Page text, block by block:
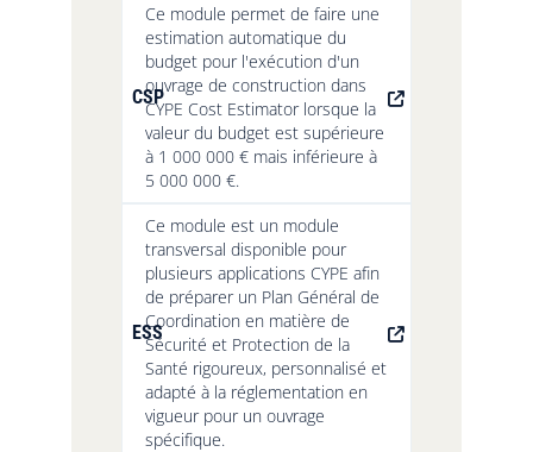
CSP
Ce module permet de faire une
estimation automatique du
budget pour l'exécution d'un
ouvrage de construction dans
CYPE Cost Estimator lorsque la
valeur du budget est supérieure
à 1 000 000 € mais inférieure à
5 000 000 €.
ESS
Ce module est un module
transversal disponible pour
plusieurs applications CYPE afin
de préparer un Plan Général de
Coordination en matière de
Sécurité et Protection de la
Santé rigoureux, personnalisé et
adapté à la réglementation en
vigueur pour un ouvrage
spécifique.